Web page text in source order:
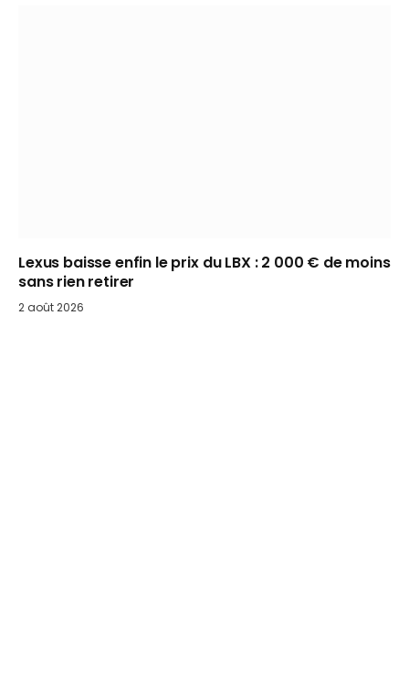
Lexus baisse enfin le prix du LBX : 2 000 € de moins
sans rien retirer
2 août 2026